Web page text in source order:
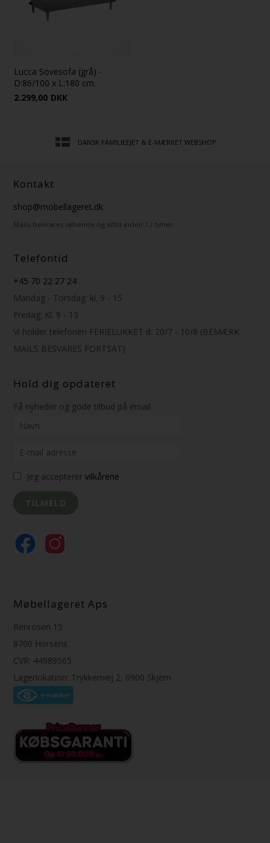
Lucca Sovesofa (grå) -
D:86/100 x L:180 cm.
2.299,00 DKK
DANSK FAMILIEEJET & E-MÆRKET WEBSHOP
Kontakt
shop@mobellageret.dk
Mails besvares løbende og altid inden 12 timer.
Telefontid
+45 70 22 27 24
Mandag - Torsdag: kl. 9 - 15
Fredag: Kl. 9 - 13
Vi holder telefonen FERIELUKKET d. 20/7 - 10/8 (BEMÆRK
MAILS BESVARES FORTSAT)
Hold dig opdateret
Få nyheder og gode tilbud på email
Jeg accepterervilkårene
Møbellageret Aps
Renrosen 15
8700 Horsens
CVR: 44989565
Lagerlokation: Trykkerivej 2, 6900 Skjern